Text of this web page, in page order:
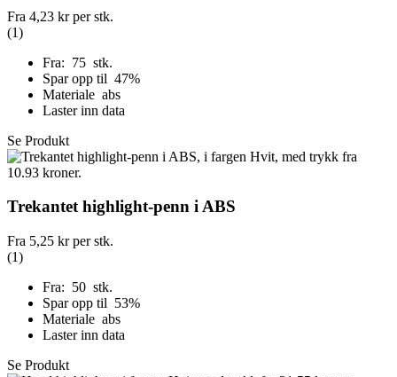
Fra 4,23 krper stk.
(1)
Fra: 75 stk.
Spar opp til 47%
Materiale abs
Laster inn data
Se Produkt
Trekantet highlight-penn i ABS
Fra 5,25 krper stk.
(1)
Fra: 50 stk.
Spar opp til 53%
Materiale abs
Laster inn data
Se Produkt